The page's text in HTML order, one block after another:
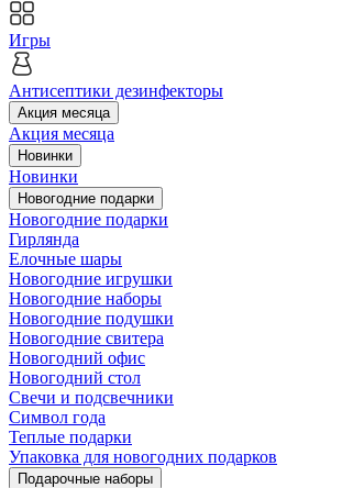
Игры
Антисептики дезинфекторы
Акция месяца
Акция месяца
Новинки
Новинки
Новогодние подарки
Новогодние подарки
Гирлянда
Елочные шары
Новогодние игрушки
Новогодние наборы
Новогодние подушки
Новогодние свитера
Новогодний офис
Новогодний стол
Свечи и подсвечники
Символ года
Теплые подарки
Упаковка для новогодних подарков
Подарочные наборы